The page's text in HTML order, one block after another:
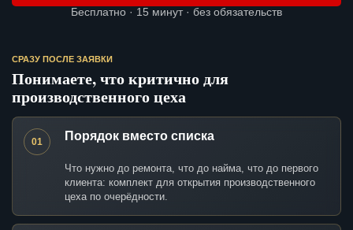
Бесплатно · 15 минут · без обязательств
СРАЗУ ПОСЛЕ ЗАЯВКИ
Понимаете, что критично для
производственного цеха
01 Порядок вместо списка
Что нужно до ремонта, что до найма, что до первого
клиента: комплект для открытия производственного
цеха по очерёдности.